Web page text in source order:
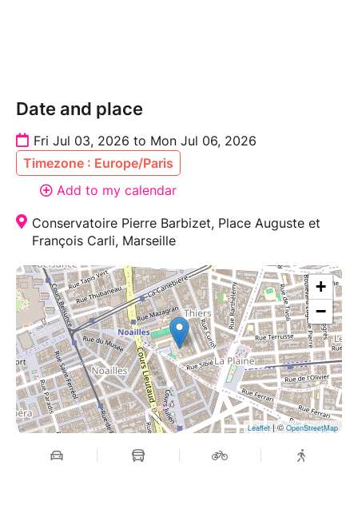
Date and place
Fri Jul 03, 2026 to Mon Jul 06, 2026
Timezone : Europe/Paris
Add to my calendar
Conservatoire Pierre Barbizet, Place Auguste et
François Carli, Marseille
+
−
Leaflet| ©OpenStreetMap